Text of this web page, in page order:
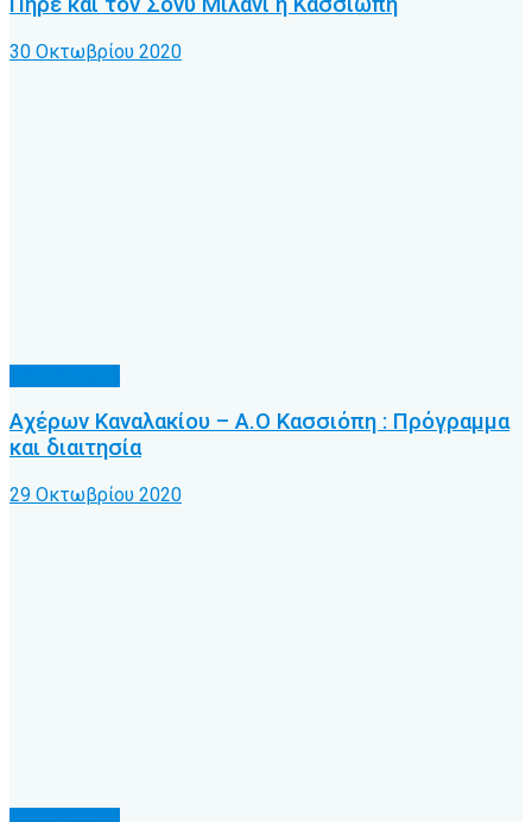
30 Οκτωβρίου 2020
Αχέρων Καναλακίου – Α.Ο Κασσιόπη : Πρόγραμμα
και διαιτησία
29 Οκτωβρίου 2020